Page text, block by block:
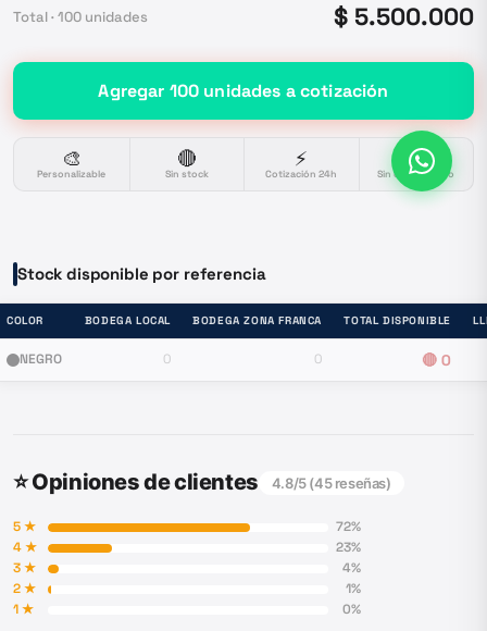
Total · 100 unidades $ 5.500.000
Agregar 100 unidades a cotización
🎨
Personalizable
🔴
Sin stock
⚡
Cotización 24h
🔒
Sin compromiso
Stock disponible por referencia
COLOR BODEGA LOCAL BODEGA ZONA FRANCA TOTAL DISPONIBLE
NEGRO 0 0 🔴 0
⭐ Opiniones de clientes 4.8/5 (45reseñas)
5★ 72%
4★ 23%
3★ 4%
2★ 1%
1★ 0%